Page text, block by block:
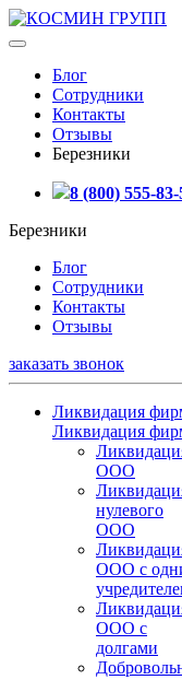
Блог
Сотрудники
Контакты
Отзывы
Березники
8 (800) 555-83-
Березники
Блог
Сотрудники
Контакты
Отзывы
заказать звонок
Ликвидация
Ликвидация
ООО
нулевого
ООО
ООО с
ООО с
долгами